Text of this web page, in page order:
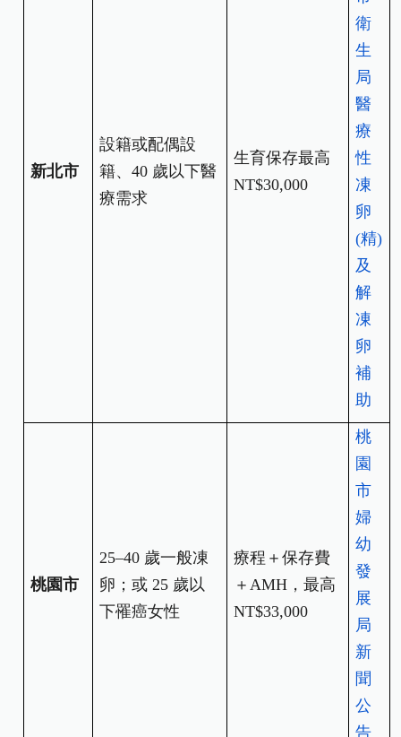
新北市
設籍或配偶設
籍、40 歲以下醫
療需求
生育保存最高
NT$30,000
衛
生
局
醫
療
性
凍
卵
(精)
及
解
凍
卵
補
助
桃園市
25–40 歲一般凍
卵；或 25 歲以
下罹癌女性
療程＋保存費
＋AMH，最高
NT$33,000
桃
園
市
婦
幼
發
展
局
新
聞
公
告